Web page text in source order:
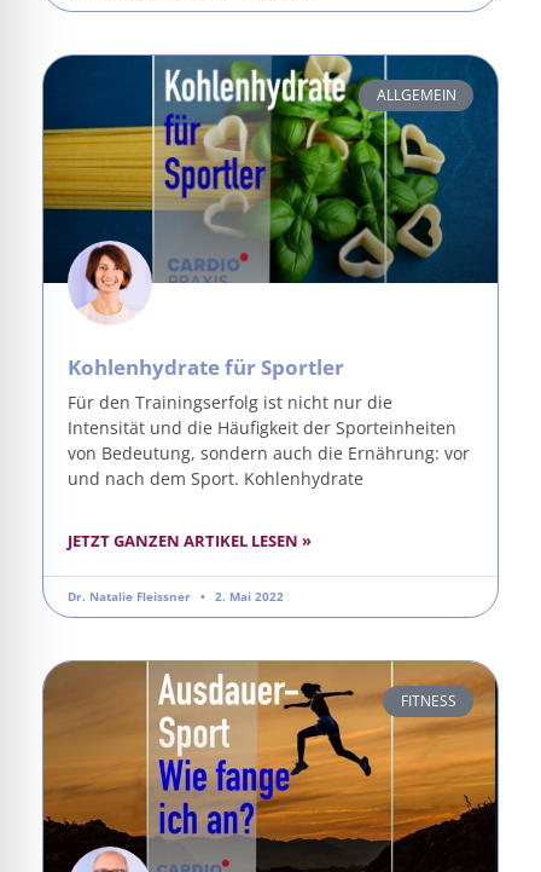
ALLGEMEIN
Kohlenhydrate für Sportler
Für den Trainingserfolg ist nicht nur die
Intensität und die Häufigkeit der Sporteinheiten
von Bedeutung, sondern auch die Ernährung: vor
und nach dem Sport. Kohlenhydrate
JETZT GANZEN ARTIKEL LESEN »
Dr. Natalie Fleissner 2. Mai 2022
FITNESS